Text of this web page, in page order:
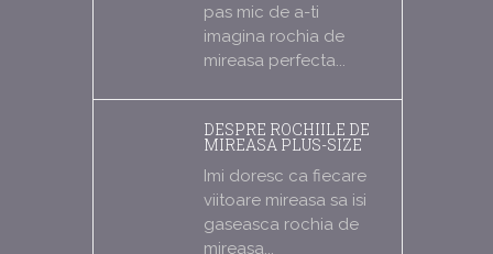
pas mic de a-ti
imagina rochia de
mireasa perfecta...
DESPRE ROCHIILE DE
MIREASA PLUS-SIZE
Imi doresc ca fiecare
viitoare mireasa sa isi
gaseasca rochia de
mireasa...